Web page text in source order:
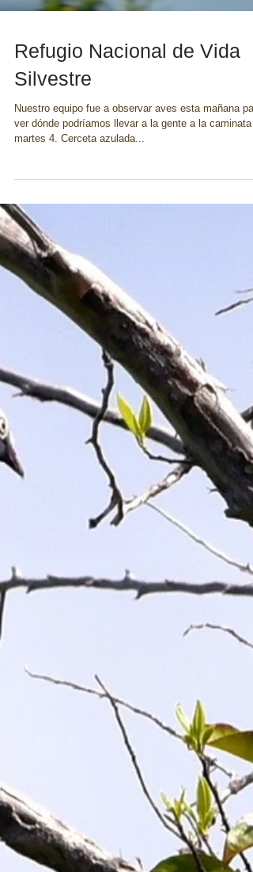
Refugio Nacional de Vida
Silvestre
Nuestro equipo fue a observar aves esta mañana
martes 4. Cerceta azulada...